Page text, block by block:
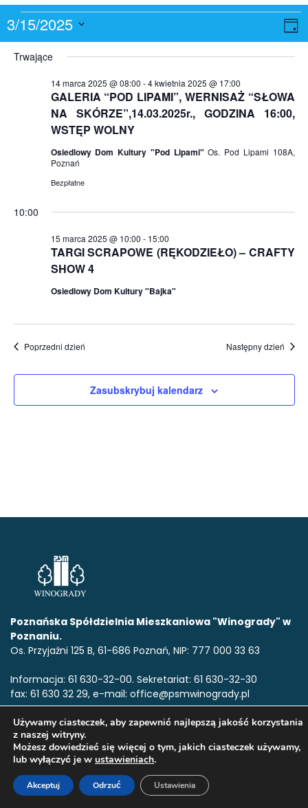
Wydarzenia
for
marca
2025
3/15/2025
Wybierz
datę.
Trwające
GALERIA “POD LIPAMI”, WERNISAŻ “SŁOWA
NA SKÓRZE”,14.03.2025r., GODZINA 16:00,
WSTĘP WOLNY
14 marca 2025 @ 08:00 -4 kwietnia 2025 @ 17:00
Osiedlowy Dom Kultury "Pod Lipami"Os. Pod Lipami 108A,
Poznań
Bezpłatne
10:00
TARGI SCRAPOWE (RĘKODZIEŁO) – CRAFTY
SHOW 4
15 marca 2025 @ 10:00 - 15:00
Osiedlowy Dom Kultury "Bajka"
Poprzedni dzień Następny dzień
Zasubskrybuj kalendarz
Poznańska Spółdzielnia Mieszkaniowa "Winogrady" w
Poznaniu.
Os. Przyjaźni 125 B, 61-686 Poznań, NIP: 777 000 33 63
Informacja: 61 630-32-00. Sekretariat: 61 630-32-30
fax: 61 630 32 29, e-mail: office@psmwinogrady.pl
www.psmwinogrady.pl
zastrzeżone.All rights reserved.
Używamy ciasteczek, aby zapewnić najlepszą jakość korzystania
z naszej witryny.
Możesz dowiedzieć się więcej o tym, jakich ciasteczek używamy,
lub wyłączyć je w ustawieniach.
Akceptuj Odrzuć Ustawienia